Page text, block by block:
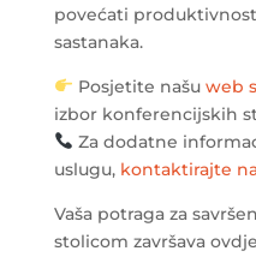
povećati
sastanaka.
Posjetite našu web
izbor konferencijskih
Za dodatne
uslugu, kontaktirajte
Vaša potraga za
stolicom završava